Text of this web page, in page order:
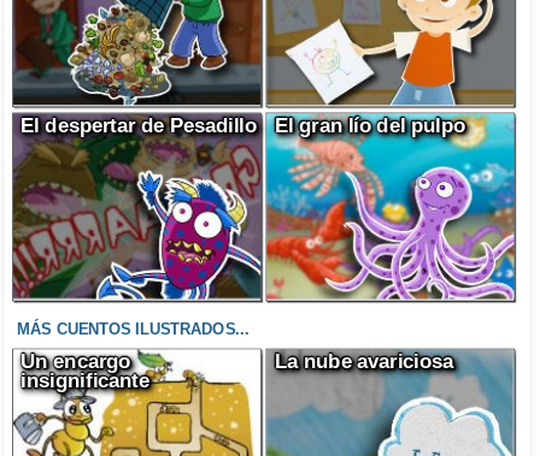
El despertar de Pesadillo El gran lío del pulpo
MÁS CUENTOS ILUSTRADOS...
Un encargo
insignificante
La nube avariciosa